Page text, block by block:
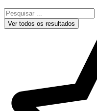
Ver todos os resultados